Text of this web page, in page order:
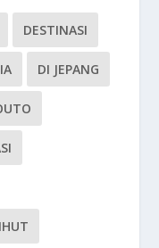
DESTINASI
DI JEPANG